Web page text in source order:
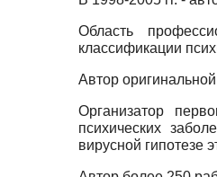
Область
классификации
Автор
Организатор
психических
вирусной гипотезе